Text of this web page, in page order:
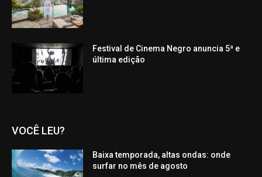
Festival de Cinema Negro anuncia 5ª e
última edição
VOCÊ LEU?
Baixa temporada, altas ondas: onde
surfar no mês de agosto